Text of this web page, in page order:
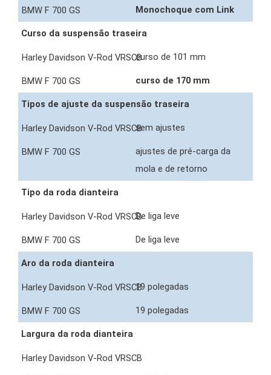
Monochoque com Link
Curso da suspensão traseira
curso de 101 mm
curso de 170 mm
Tipos de ajuste da suspensão traseira
sem ajustes
ajustes de pré-carga da
mola e de retorno
Tipo da roda dianteira
De liga leve
De liga leve
Aro da roda dianteira
19 polegadas
19 polegadas
Largura da roda dianteira